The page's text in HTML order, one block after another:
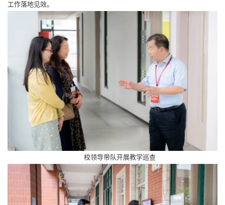
工作落地见效。
校领导带队开展教学巡查